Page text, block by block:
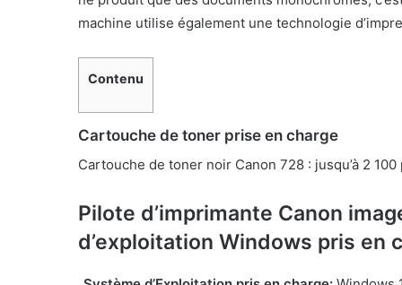
machine utilise également une technologie
Contenu
Cartouche de toner prise en charge
Cartouche de toner noir Canon 728 : jusqu’à 2 100
Pilote d’imprimante Canon
d’exploitation Windows pris en